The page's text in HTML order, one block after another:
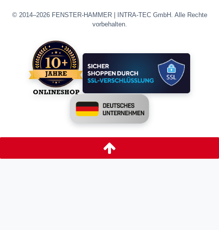
© 2014–2026 FENSTER-HAMMER | INTRA-TEC GmbH. Alle Rechte
vorbehalten.